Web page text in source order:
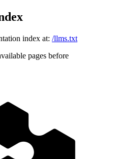
index at: /llms.txt
pages before